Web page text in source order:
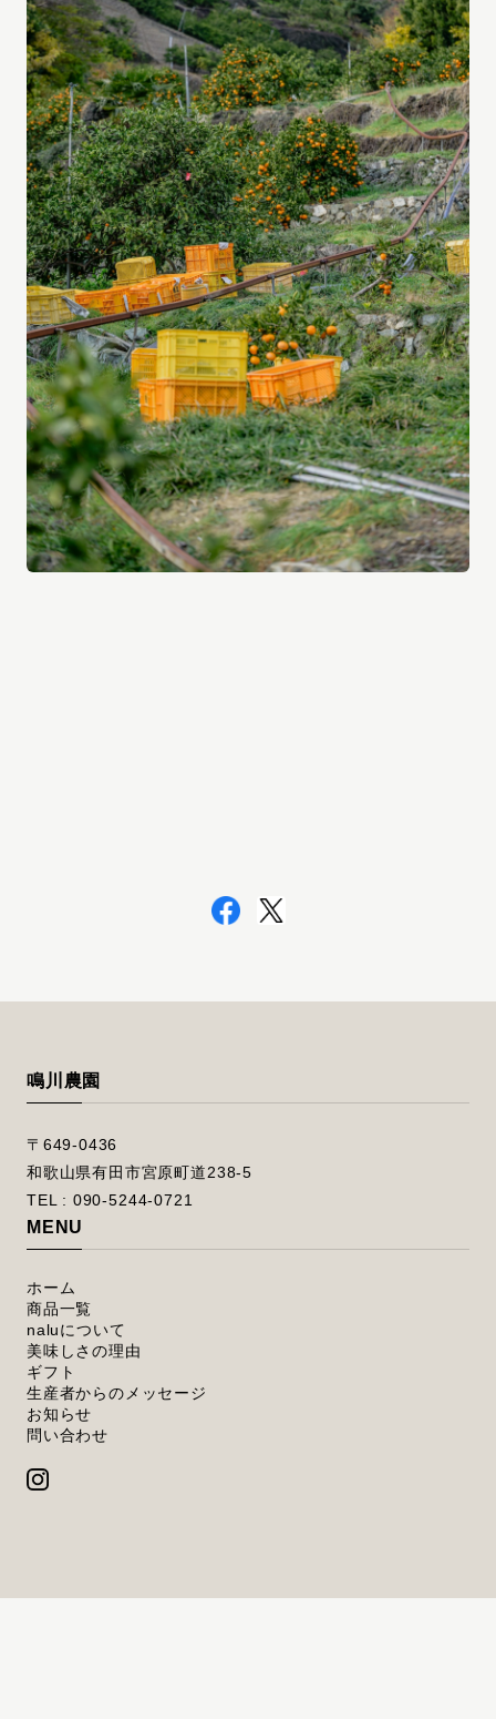
鳴川農園
〒649-0436
和歌山県有田市宮原町道238-5
TEL : 090-5244-0721
MENU
ホーム
商品一覧
naluについて
美味しさの理由
ギフト
生産者からのメッセージ
お知らせ
問い合わせ